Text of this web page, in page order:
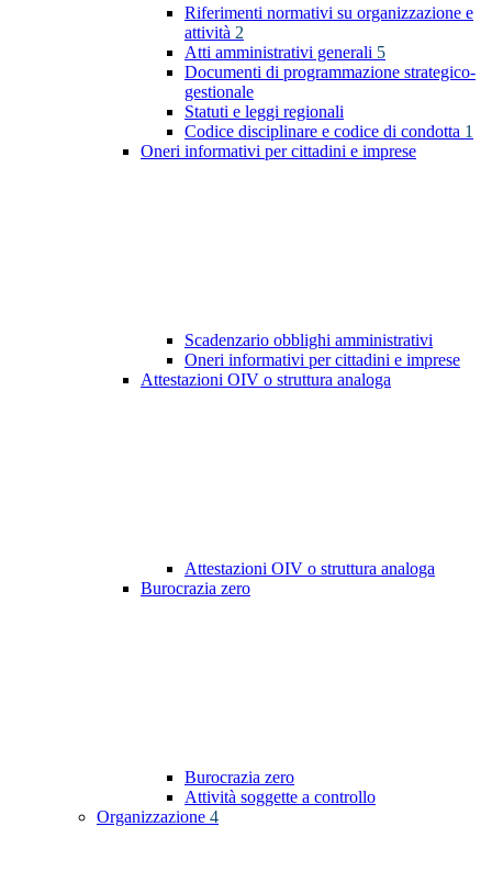
Riferimenti normativi su organizzazione e
attività 2
Atti amministrativi generali 5
Documenti di programmazione strategico-
gestionale
Statuti e leggi regionali
Codice disciplinare e codice di condotta 1
Oneri informativi per cittadini e imprese
Scadenzario obblighi amministrativi
Oneri informativi per cittadini e imprese
Attestazioni OIV o struttura analoga
Attestazioni OIV o struttura analoga
Burocrazia zero
Burocrazia zero
Attività soggette a controllo
Organizzazione 4